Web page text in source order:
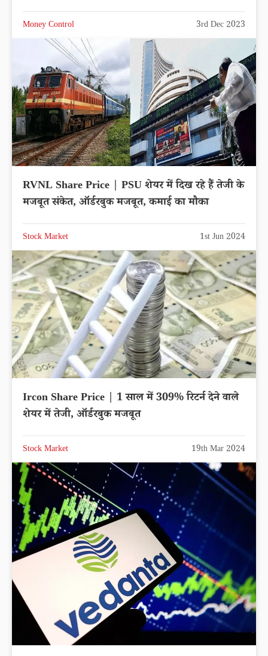
Money Control 3rd Dec 2023
RVNL Share Price | PSU शेयर में दिख रहे हैं तेजी के
मजबूत संकेत, ऑर्डरबुक मजबूत, कमाई का मौका
Stock Market 1st Jun 2024
Ircon Share Price | 1 साल में 309% रिटर्न देने वाले
शेयर में तेजी, ऑर्डरबुक मजबूत
Stock Market 19th Mar 2024